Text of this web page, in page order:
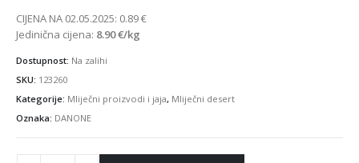
CIJENA NA 02.05.2025: 0.89€
Jedinična cijena: 8.90€/kg
Dostupnost: Na zalihi
SKU: 123260
Kategorije: Mliječni proizvodi i jaja, Mliječni desert
Oznaka: DANONE